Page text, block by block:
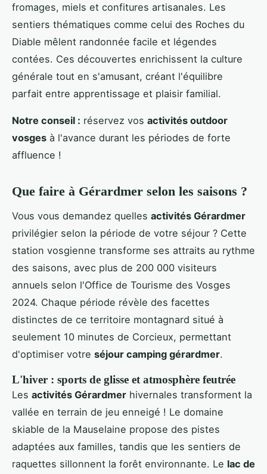
fromages, miels et confitures artisanales. Les
sentiers thématiques comme celui des Roches du
Diable mêlent randonnée facile et légendes
contées. Ces découvertes enrichissent la culture
générale tout en s'amusant, créant l'équilibre
parfait entre apprentissage et plaisir familial.
Notre conseil : réservez vos activités outdoor
vosges à l'avance durant les périodes de forte
affluence !
Que faire à Gérardmer selon les saisons ?
Vous vous demandez quelles activités Gérardmer
privilégier selon la période de votre séjour ? Cette
station vosgienne transforme ses attraits au rythme
des saisons, avec plus de 200 000 visiteurs
annuels selon l'Office de Tourisme des Vosges
2024. Chaque période révèle des facettes
distinctes de ce territoire montagnard situé à
seulement 10 minutes de Corcieux, permettant
d'optimiser votre séjour camping gérardmer.
L'hiver : sports de glisse et atmosphère feutrée
Les activités Gérardmer hivernales transforment la
vallée en terrain de jeu enneigé ! Le domaine
skiable de la Mauselaine propose des pistes
adaptées aux familles, tandis que les sentiers de
raquettes sillonnent la forêt environnante. Le lac de